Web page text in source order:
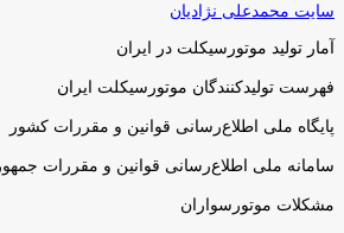
سایت محمدعلی نژادیان
آمار تولید موتورسیکلت در ایران
فهرست تولیدکنندگان موتورسیکلت ایران
پایگاه ملی اطلاع‌رسانی قوانین و مقررات کشور
سامانه ملی اطلاع‌رسانی قوانین و مقررات
مشکلات موتورسواران